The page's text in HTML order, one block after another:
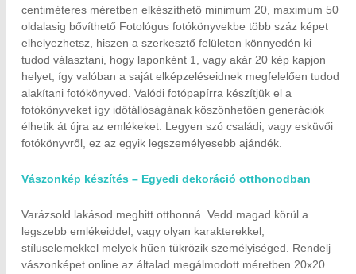
centiméteres méretben elkészíthető minimum 20, maximum 50
oldalasig bővíthető Fotológus fotókönyvekbe több száz képet
elhelyezhetsz, hiszen a szerkesztő felületen könnyedén ki
tudod választani, hogy laponként 1, vagy akár 20 kép kapjon
helyet, így valóban a saját elképzeléseidnek megfelelően tudod
alakítani fotókönyved. Valódi fotópapírra készítjük el a
fotókönyveket így időtállóságának köszönhetően generációk
élhetik át újra az emlékeket. Legyen szó családi, vagy esküvői
fotókönyvről, ez az egyik legszemélyesebb ajándék.
Vászonkép készítés – Egyedi dekoráció otthonodban
Varázsold lakásod meghitt otthonná. Vedd magad körül a
legszebb emlékeiddel, vagy olyan karakterekkel,
stíluselemekkel melyek hűen tükrözik személyiséged. Rendelj
vászonképet online az általad megálmodott méretben 20x20